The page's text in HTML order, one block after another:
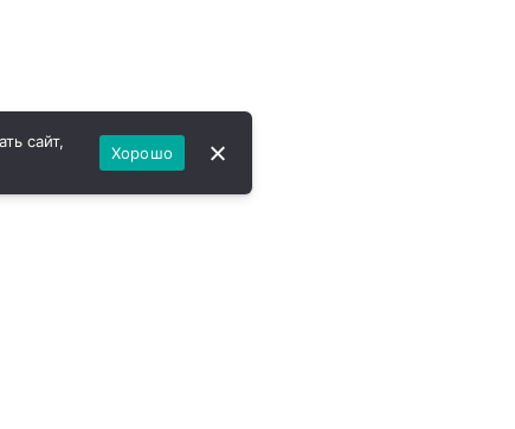
сайт,
Хорошо